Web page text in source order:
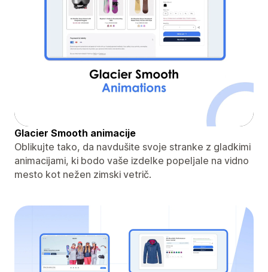
Glacier Smooth animacije
Oblikujte tako, da navdušite svoje stranke z gladkimi
animacijami, ki bodo vaše izdelke popeljale na vidno
mesto kot nežen zimski vetrič.